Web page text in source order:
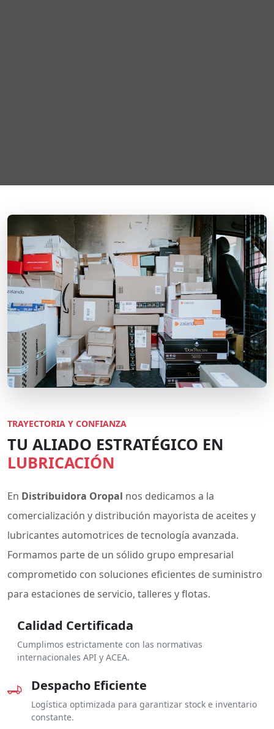
TRAYECTORIA Y CONFIANZA
TU ALIADO ESTRATÉGICO EN
LUBRICACIÓN
En Distribuidora Oropal nos dedicamos a la
comercialización y distribución mayorista de aceites y
lubricantes automotrices de tecnología avanzada.
Formamos parte de un sólido grupo empresarial
comprometido con soluciones eficientes de suministro
para estaciones de servicio, talleres y flotas.
Calidad Certificada
Cumplimos estrictamente con las normativas
internacionales API y ACEA.
Despacho Eficiente
Logística optimizada para garantizar stock e inventario
constante.